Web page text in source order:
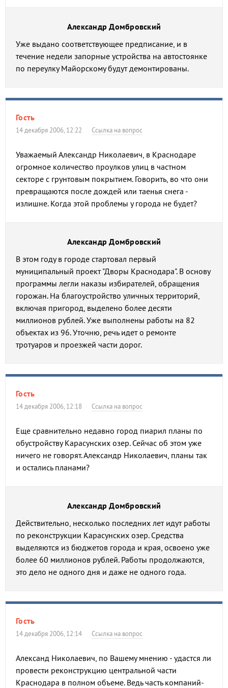
Александр Домбровский
Уже выдано соответствующее предписание, и в
течение недели запорные устройства на автостоянке
по переулку Майорскому будут демонтированы.
Гость
14 декабря 2006, 12:22 Ссылка на вопрос
Уважаемый Александр Николаевич, в Краснодаре
огромное количество проулков улиц в частном
секторе с грунтовым покрытием. Говорить, во что они
превращаются после дождей или таенья снега -
излишне. Когда этой проблемы у города не будет?
Александр Домбровский
В этом году в городе стартовал первый
муниципальный проект "Дворы Краснодара". В основу
программы легли наказы избирателей, обращения
горожан. На благоустройство уличных территорий,
включая пригород, выделено более десяти
миллионов рублей. Уже выполнены работы на 82
объектах из 96. Уточню, речь идет о ремонте
тротуаров и проезжей части дорог.
Гость
14 декабря 2006, 12:18 Ссылка на вопрос
Еще сравнительно недавно город пиарил планы по
обустройству Карасунских озер. Сейчас об этом уже
ничего не говорят. Александр Николаевич, планы так
и остались планами?
Александр Домбровский
Действительно, несколько последних лет идут работы
по реконструкции Карасунских озер. Средства
выделяются из бюджетов города и края, освоено уже
более 60 миллионов рублей. Работы продолжаются,
это дело не одного дня и даже не одного года.
Гость
14 декабря 2006, 12:14 Ссылка на вопрос
Александ Николаевич, по Вашему мнению - удастся ли
провести реконструкцию центральной части
Краснодара в полном объеме. Ведь часть компаний-